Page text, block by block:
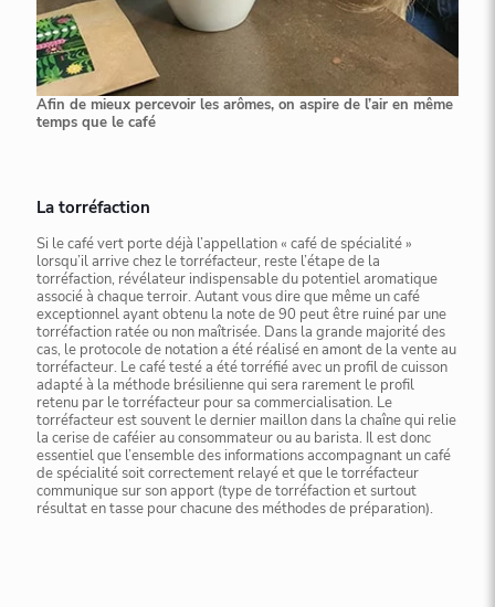
Afin de mieux percevoir les arômes, on aspire de l’air en même
temps que le café
La torréfaction
Si le café vert porte déjà l’appellation « café de spécialité »
lorsqu’il arrive chez le torréfacteur, reste l’étape de la
torréfaction, révélateur indispensable du potentiel aromatique
associé à chaque terroir. Autant vous dire que même un café
exceptionnel ayant obtenu la note de 90 peut être ruiné par une
torréfaction ratée ou non maîtrisée. Dans la grande majorité des
cas, le protocole de notation a été réalisé en amont de la vente au
torréfacteur. Le café testé a été torréfié avec un profil de cuisson
adapté à la méthode brésilienne qui sera rarement le profil
retenu par le torréfacteur pour sa commercialisation. Le
torréfacteur est souvent le dernier maillon dans la chaîne qui relie
la cerise de caféier au consommateur ou au barista. Il est donc
essentiel que l’ensemble des informations accompagnant un café
de spécialité soit correctement relayé et que le torréfacteur
communique sur son apport (type de torréfaction et surtout
résultat en tasse pour chacune des méthodes de préparation).